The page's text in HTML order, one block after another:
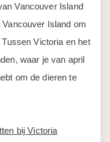
Vancouver Island
Island om
Victoria en het
waar je van april
om de dieren te
bij Victoria